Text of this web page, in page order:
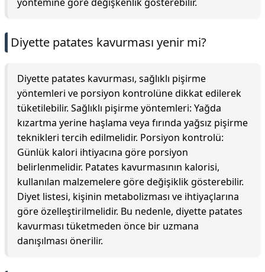
Diyette patates kavurması yenir mi?
Diyette patates kavurması, sağlıklı pişirme
yöntemleri ve porsiyon kontrolüne dikkat edilerek
tüketilebilir. Sağlıklı pişirme yöntemleri: Yağda
kızartma yerine haşlama veya fırında yağsız pişirme
teknikleri tercih edilmelidir. Porsiyon kontrolü:
Günlük kalori ihtiyacına göre porsiyon
belirlenmelidir. Patates kavurmasının kalorisi,
kullanılan malzemelere göre değişiklik gösterebilir.
Diyet listesi, kişinin metabolizması ve ihtiyaçlarına
göre özelleştirilmelidir. Bu nedenle, diyette patates
kavurması tüketmeden önce bir uzmana
danışılması önerilir.